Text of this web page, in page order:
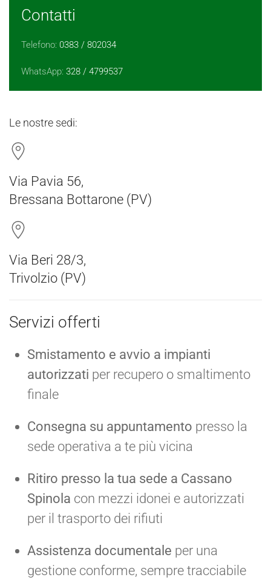
Contatti
Telefono: 0383 / 802034
WhatsApp: 328 / 4799537
Le nostre sedi:
Via Pavia 56,
Bressana Bottarone (PV)
Via Beri 28/3,
Trivolzio (PV)
Servizi offerti
Smistamento e avvio a impianti
autorizzati per recupero o smaltimento
finale
Consegna su appuntamento presso la
sede operativa a te più vicina
Ritiro presso la tua sede a Cassano
Spinola con mezzi idonei e autorizzati
per il trasporto dei rifiuti
Assistenza documentale per una
gestione conforme, sempre tracciabile